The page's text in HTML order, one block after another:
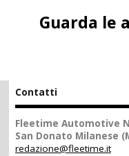
Guarda le
Contatti
Fleetime Automotive
San Donato Milanese
redazione@fleetime.it